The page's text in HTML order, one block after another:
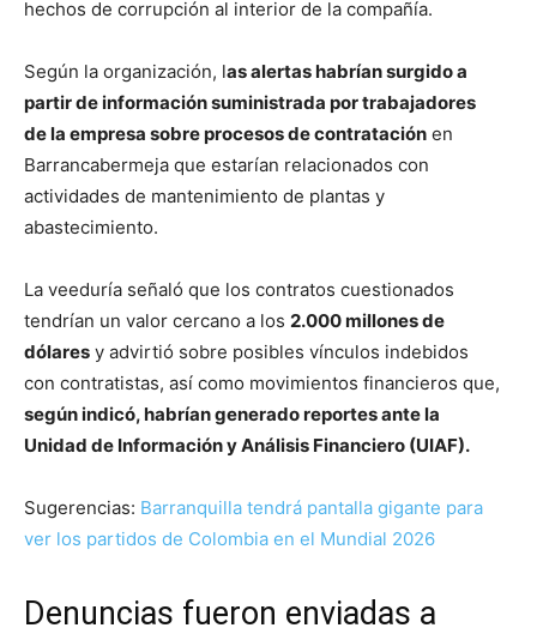
hechos de corrupción al interior de la compañía.
Según la organización, las alertas habrían surgido a
partir de información suministrada por trabajadores
de la empresa sobre procesos de contratación en
Barrancabermeja que estarían relacionados con
actividades de mantenimiento de plantas y
abastecimiento.
La veeduría señaló que los contratos cuestionados
tendrían un valor cercano a los 2.000 millones de
dólares y advirtió sobre posibles vínculos indebidos
con contratistas, así como movimientos financieros que,
según indicó, habrían generado reportes ante la
Unidad de Información y Análisis Financiero (UIAF).
Sugerencias: Barranquilla tendrá pantalla gigante para
ver los partidos de Colombia en el Mundial 2026
Denuncias fueron enviadas a